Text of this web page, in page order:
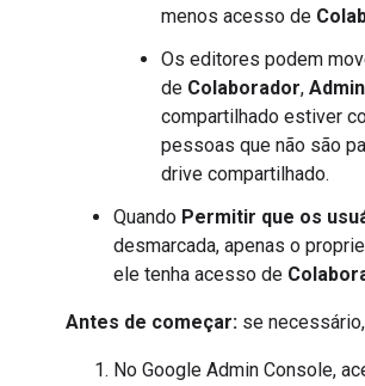
menos acesso de
Os editores podem
de Colaborador,
compartilhado estiver
pessoas que não são
drive compartilhado.
Quando Permitir que os
desmarcada, apenas o
ele tenha acesso de
Antes de começar: se
No Google Admin Console,